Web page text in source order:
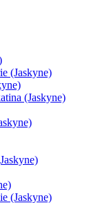
(Jaskyne)
(Jaskyne)
(Jaskyne)